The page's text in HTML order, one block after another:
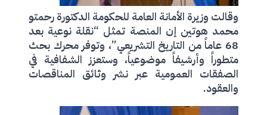
وقالت وزيرة الأمانة العامة للحكومة الدكتورة رحمتو
محمد هوتين إن المنصة تمثل “نقلة نوعية بعد
68 عاماً من التاريخ التشريعي”، وتوفر محرك بحث
متطوراً وأرشيفاً موضوعياً، وستعزز الشفافية في
الصفقات العمومية عبر نشر وثائق المناقصات
والعقود.